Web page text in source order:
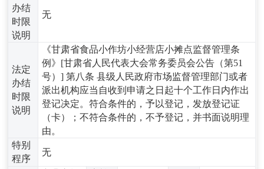
办结
时限
说明
无
法定
办结
时限
说明
《甘肃省食品小作坊小经营店小摊点监督管理条
例》[甘肃省人民代表大会常务委员会公告（第51
号）] 第八条 县级人民政府市场监督管理部门或者
派出机构应当自收到申请之日起十个工作日内作出
登记决定。符合条件的，予以登记，发放登记证
（卡）；不符合条件的，不予登记，并书面说明理
由。
特别
程序
无